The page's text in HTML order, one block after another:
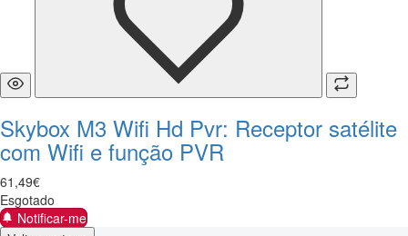
Skybox M3 Wifi Hd Pvr: Receptor satélite
com Wifi e função PVR
61 ,49€
Esgotado
Notificar-me